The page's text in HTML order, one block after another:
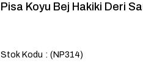
Pisa Koyu Bej Hakiki Deri
Stok Kodu (NP314)